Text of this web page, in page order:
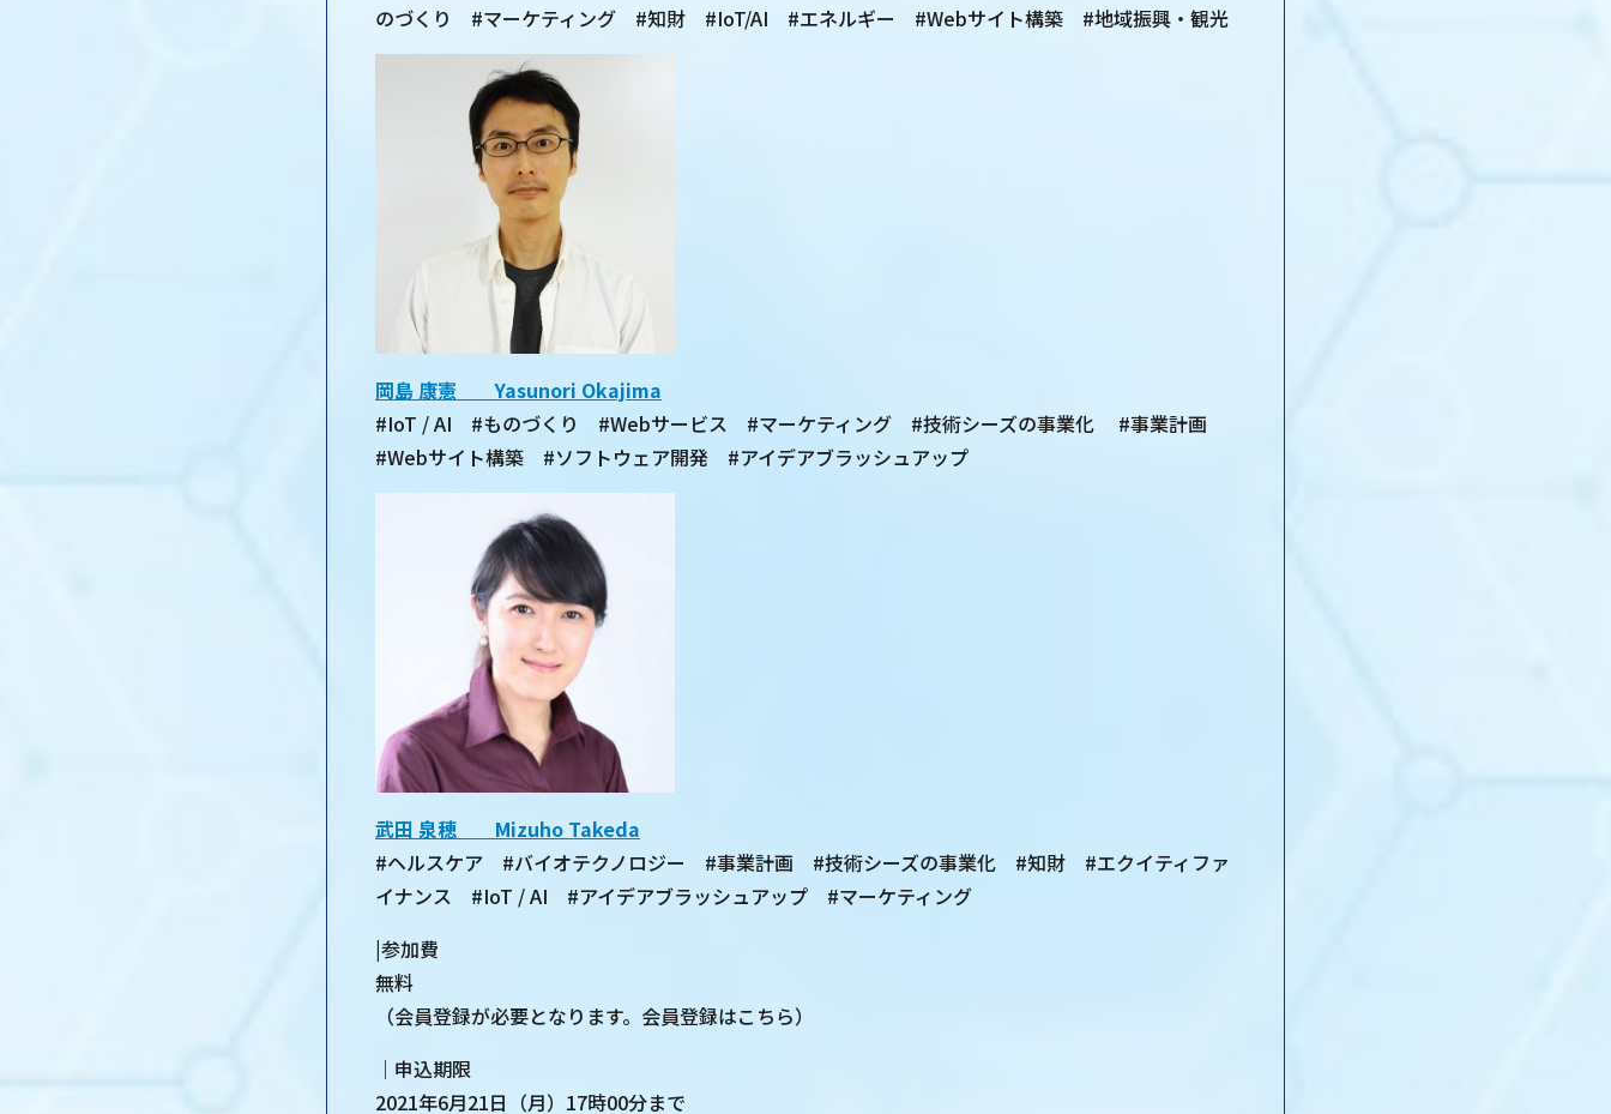
のづくり #マーケティング #知財 #IoT/AI #エネルギー #Webサイト構築 #地域振興・観光
岡島 康憲 Yasunori Okajima
#IoT / AI #ものづくり #Webサービス #マーケティング #技術シーズの事業化 #事業計画
#Webサイト構築 #ソフトウェア開発 #アイデアブラッシュアップ
武田 泉穂 Mizuho Takeda
#ヘルスケア #バイオテクノロジー #事業計画 #技術シーズの事業化 #知財 #エクイティファ
イナンス #IoT / AI #アイデアブラッシュアップ #マーケティング
|参加費
無料
（会員登録が必要となります。会員登録はこちら）
｜申込期限
2021年6月21日（月）17時00分まで